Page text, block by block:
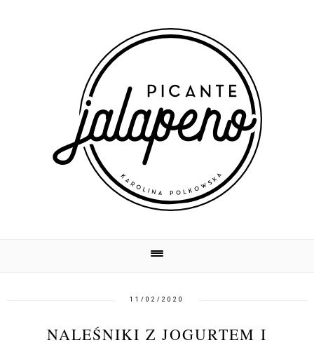
11/02/2020
NALEŚNIKI Z JOGURTEM I